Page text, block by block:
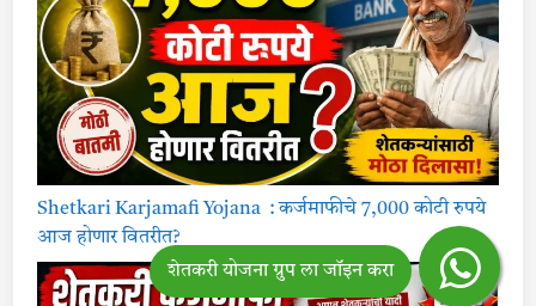
Shetkari Karjamafi Yojana : कर्जमाफीचे 7,000 कोटी रुपये
आज होणार वितरीत?